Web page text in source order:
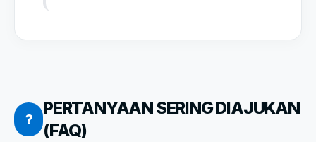
?
PERTANYAAN SERING DIAJUKAN
(FAQ)